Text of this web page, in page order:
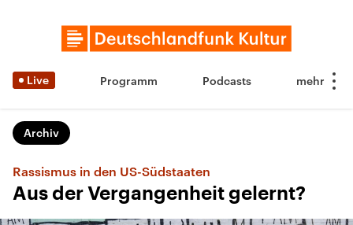
Live Programm Podcasts
Archiv
Rassismus in den US-Südstaaten
Aus der Vergangenheit gelernt?